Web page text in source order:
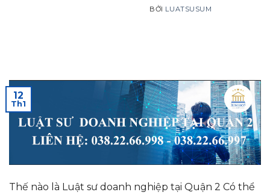
BỞI LUATSUSUM
12
Th1
Thế nào là Luật sư doanh nghiệp tại Quận 2 Có thể